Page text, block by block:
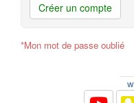
Créer un compte
*Mon mot de passe oublié